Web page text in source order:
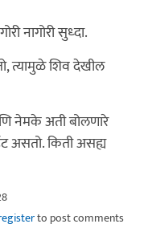
नागोरी सुध्दा.
त्यामुळे शिव देखील
नेमके अती बोलणारे
असतो. किती असह्य
to post comments